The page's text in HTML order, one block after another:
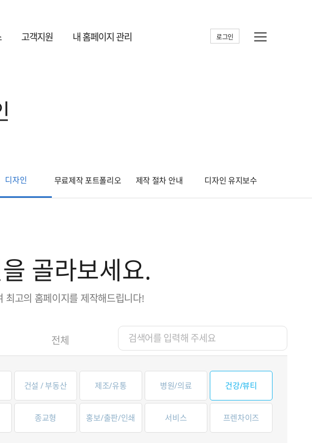
고객지원 내 홈페이지 관리 로그인
디자인 무료제작 포트폴리오 제작 절차 안내 디자인 유지보수
골라보세요.
최고의 홈페이지를 제작해드립니다!
전체
건설 / 부동산 제조/유통 병원/의료 건강/뷰티
종교형 홍보/출판/인쇄 서비스 프렌차이즈